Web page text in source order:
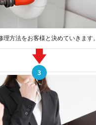
方法をお客様と決めていきます。